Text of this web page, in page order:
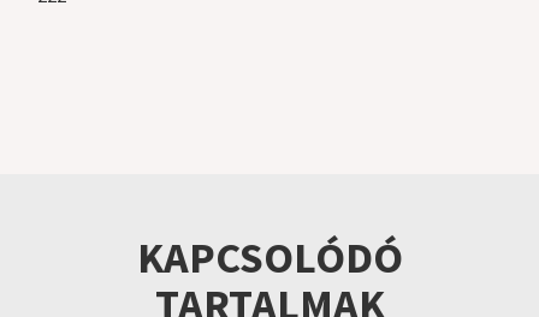
KAPCSOLÓDÓ
TARTALMAK